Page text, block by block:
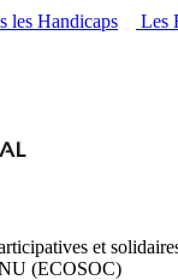
les Handicaps Les
et
(ECOSOC)